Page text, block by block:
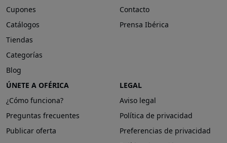
Cupones
Catálogos
Tiendas
Categorías
Blog
Contacto
Prensa Ibérica
ÚNETE A OFÉRICA
¿Cómo funciona?
Preguntas frecuentes
Publicar oferta
LEGAL
Aviso legal
Política de privacidad
Preferencias de privacidad